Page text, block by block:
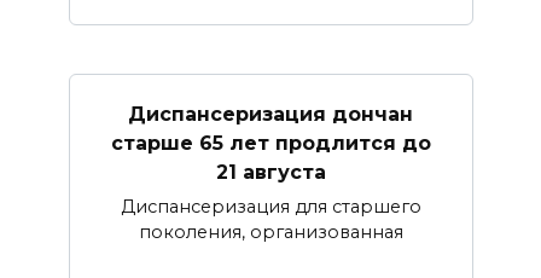
Диспансеризация дончан
старше 65 лет продлится до
21 августа
Диспансеризация для старшего
поколения, организованная